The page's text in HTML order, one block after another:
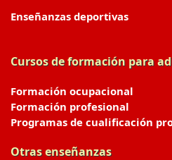
Enseñanzas deportivas
Cursos de formación para
Formación ocupacional
Formación profesional
Programas de cualificación
Otras enseñanzas